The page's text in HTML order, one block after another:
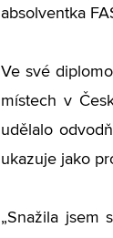
absolventka
Ve své
místech v
udělalo
ukazuje jako
„Snažila jsem